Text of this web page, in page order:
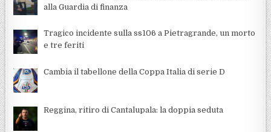
alla Guardia di finanza
Tragico incidente sulla ss106 a Pietragrande, un morto
e tre feriti
Cambia il tabellone della Coppa Italia di serie D
Reggina, ritiro di Cantalupala: la doppia seduta